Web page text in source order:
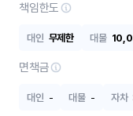
책임한도
대인 무제한 대물
면책금
대인 - 대물 - 자차